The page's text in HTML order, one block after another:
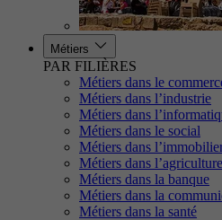
Métiers
PAR FILIÈRES
Métiers dans le
Métiers dans l’industrie
Métiers dans
Métiers dans le social
Métiers dans
Métiers dans l’agriculture
Métiers dans la banque
Métiers dans la
Métiers dans la santé